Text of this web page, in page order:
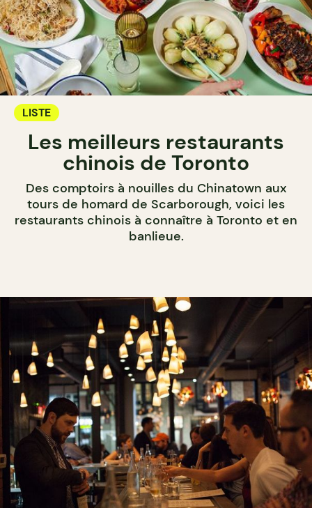
LISTE
Les meilleurs restaurants
chinois de Toronto
Des comptoirs à nouilles du Chinatown aux
tours de homard de Scarborough, voici les
restaurants chinois à connaître à Toronto et en
banlieue.